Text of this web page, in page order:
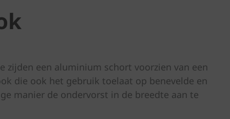
zijden een aluminium schort voorzien van een
die ook het gebruik toelaat op benevelde en
manier de ondervorst in de breedte aan te